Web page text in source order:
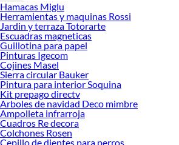
Hamacas Miglu
Herramientas y maquinas Rossi
Jardin y terraza Totorarte
Escuadras magneticas
Guillotina para papel
Pinturas Igecom
Cojines Masel
Sierra circular Bauker
Pintura para interior Soquina
Kit prepago directv
Arboles de navidad Deco mimbre
Ampolleta infrarroja
Cuadros Re decora
Colchones Rosen
Cepillo de dientes para perros